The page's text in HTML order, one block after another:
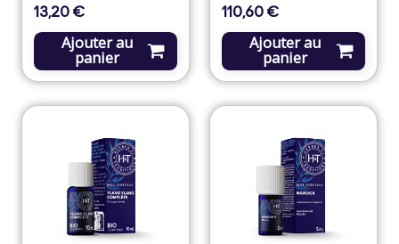
Prix
13,20 €
Ajouter au
panier
Prix
110,60 €
Ajouter au
panier